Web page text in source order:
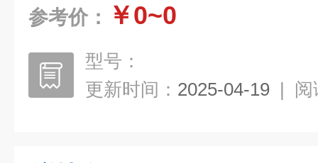
参考价： ￥0~0
型号：
更新时间： 2025-04-19 | 阅